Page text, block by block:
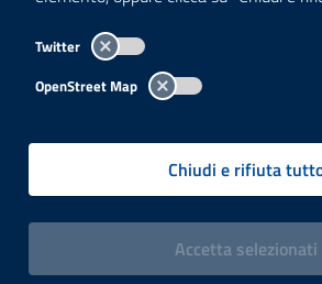
Twitter
OpenStreet Map
Chiudi e rifiuta
Accettai cookies
selezionati
Per l'utilizzo del logo e dei dati fare
consultabile aquesta
P.IVA: 13015060158 | CUU-PA: UFCPQZ